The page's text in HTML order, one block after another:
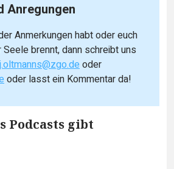
Anregungen
Anmerkungen habt oder euch
brennt, dann schreibt uns
j.oltmanns@zgo.deoder
oder lasst ein Kommentar da!
Podcasts gibt